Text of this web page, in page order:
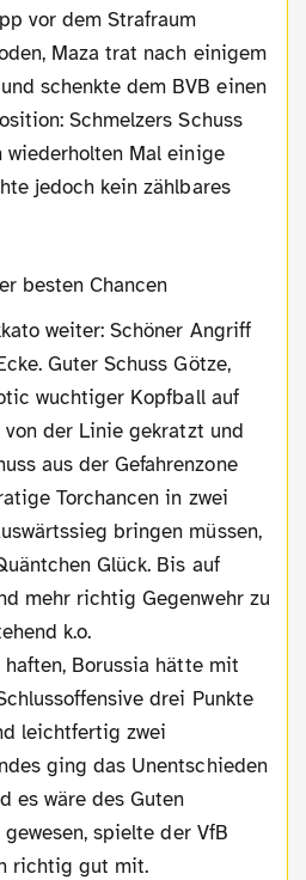
vor dem Strafraum
Maza trat nach einigem
schenkte dem BVB einen
Schmelzers Schuss
Mal einige
jedoch kein zählbares
Guter Schuss Götze,
wuchtiger Kopfball auf
der Linie gekratzt und
aus der Gefahrenzone
Torchancen in zwei
bringen müssen,
Glück. Bis auf
mehr richtig Gegenwehr zu
k.o.
Borussia hätte mit
drei Punkte
leichtfertig zwei
ging das Unentschieden
es wäre des Guten
spielte der VfB
richtig gut mit.